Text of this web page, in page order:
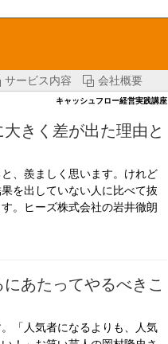
サービス内容 会社概要
キャッシュフロー経営実践講座
きく差が出た理由と
、羨ましく思います。けれど
を出していない人に比べて抜
。ヒーズ株式会社の岩井徹朗
あたってやるべきこ
「人気者になるよりも、人気